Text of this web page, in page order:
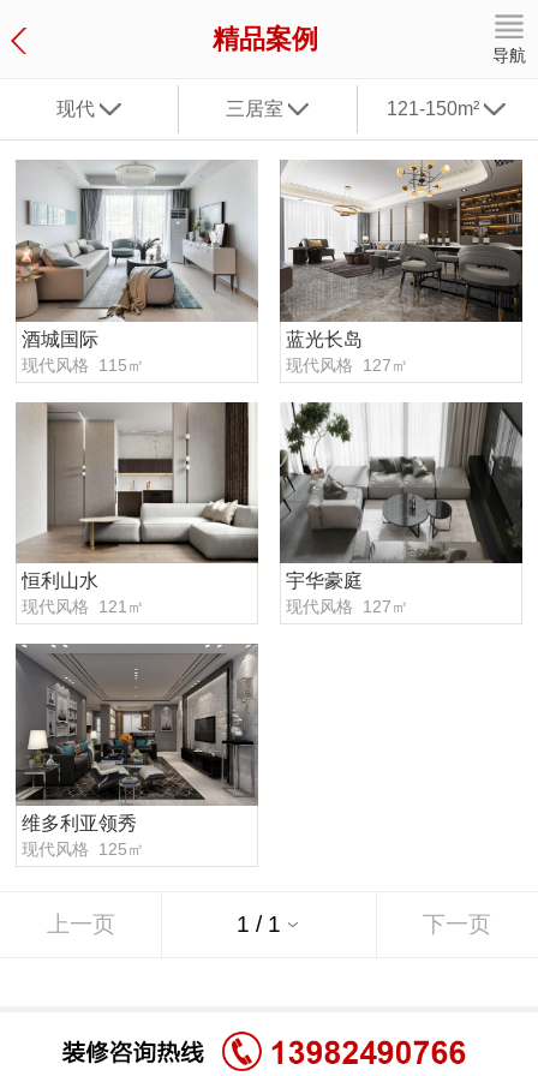
精品案例
导航
现代 三居室 121-150m²
酒城国际
现代风格 115㎡
恒利山水
现代风格 121㎡
维多利亚领秀
现代风格 125㎡
蓝光长岛
现代风格 127㎡
宇华豪庭
现代风格 127㎡
上一页 下一页